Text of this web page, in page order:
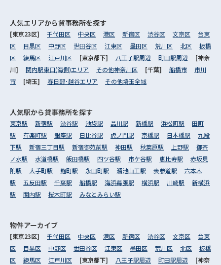
人気エリアから貸事務所を探す
[東京23区] 千代田区 中央区 港区 新宿区 渋谷区 文京区
台東
区
目黒区 中野区 世田谷区 江東区 墨田区 荒川区 北区
板橋
区
練馬区 江戸川区 [東京都下] 八王子駅周辺 町田駅周辺
[神奈
川] 関内駅東口(海側)エリア その他神奈川区 [千葉] 船橋市
市川
市
[埼玉] 春日部･越谷エリア その他埼玉全域
人気駅から貸事務所を探す
東京駅 新宿駅 渋谷駅 池袋駅 品川駅 新橋駅 浜松町駅
田町
駅
有楽町駅 銀座駅 日比谷駅 虎ノ門駅 京橋駅 日本橋駅
九段
下駅
新宿三丁目駅 新宿御苑前駅 神田駅 秋葉原駅 上野駅
御茶
ノ水駅
水道橋駅 飯田橋駅 四ツ谷駅 市ケ谷駅 恵比寿駅
赤坂見
附駅
大手町駅 麹町駅 永田町駅 溜池山王駅 表参道駅
六本木
駅
五反田駅 千葉駅 船橋駅 海浜幕張駅 横浜駅 川崎駅
新横浜
駅
関内駅 桜木町駅 みなとみらい駅
物件アーカイブ
[東京23区] 千代田区 中央区 港区 新宿区 渋谷区 文京区
台東
区
目黒区 中野区 世田谷区 江東区 墨田区 荒川区 北区
板橋
区
練馬区 江戸川区 [東京都下] 八王子駅周辺 町田駅周辺 [神奈